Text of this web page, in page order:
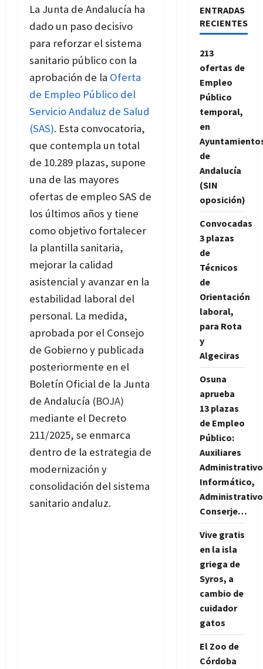
La Junta de Andalucía ha
dado un paso decisivo
para reforzar el sistema
sanitario público con la
aprobación de la Oferta
de Empleo Público del
Servicio Andaluz de Salud
(SAS). Esta convocatoria,
que contempla un total
de 10.289 plazas, supone
una de las mayores
ofertas de empleo SAS de
los últimos años y tiene
como objetivo fortalecer
la plantilla sanitaria,
mejorar la calidad
asistencial y avanzar en la
estabilidad laboral del
personal. La medida,
aprobada por el Consejo
de Gobierno y publicada
posteriormente en el
Boletín Oficial de la Junta
de Andalucía (BOJA)
mediante el Decreto
211/2025, se enmarca
dentro de la estrategia de
modernización y
consolidación del sistema
sanitario andaluz.
ENTRADAS
RECIENTES
213
ofertas de
Empleo
Público
temporal,
en
de
Andalucía
(SIN
oposición)
Convocadas
3 plazas
de
Técnicos
de
Orientación
laboral,
para Rota
y
Algeciras
Osuna
aprueba
13 plazas
de Empleo
Público:
Auxiliares
Informático,
Conserje…
Vive gratis
en la isla
griega de
Syros, a
cambio de
cuidador
gatos
El Zoo de
Córdoba